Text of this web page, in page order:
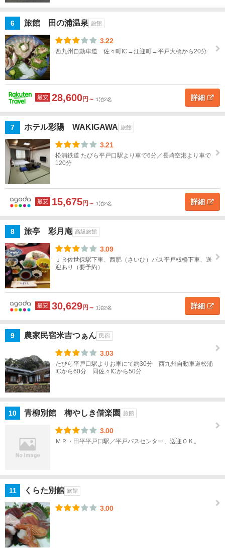
村・
西海
佐世
保・
平
戸・
ハウ
ステ
ンボ
佐世
保・
平
戸・
ハウ
ステ
ンボ
スす
佐
世
保
平
生月
ハ
ス
テ
ン
ボ
周
九十
九
周辺
松
浦
島
6 旅館 田の浦温泉 旅館
3.22
西九州自動車道 佐々町IC→江迎町→平戸大橋から20分
最安 28,600円～ 1泊2名 詳細
7 ホテル彩陽 WAKIGAWA 旅館
3.21
松浦鉄道 たびら平戸口駅より車で6分／長崎空港より車で
120分
最安 15,675円～ 1泊2名 詳細
8 旅亭 彩月庵 高級旅館
3.09
ＪＲ佐世保駅下車、西肥（さいひ）バス平戸桟橋下車、送
迎あり（要予約）
最安 30,629円～ 1泊2名 詳細
9 農家民宿米吉つぁん 民宿
3.03
たびら平戸口駅よりお車にて約30分 西九州自動車道松浦
ICから60分 同佐々ICから50分
10 青柳別館 梅やしき偕楽園 旅館
3.00
ＭＲ・田平平戸口駅／平戸バスセンター、送迎ＯＫ。
11 くらた別館 旅館
3.00